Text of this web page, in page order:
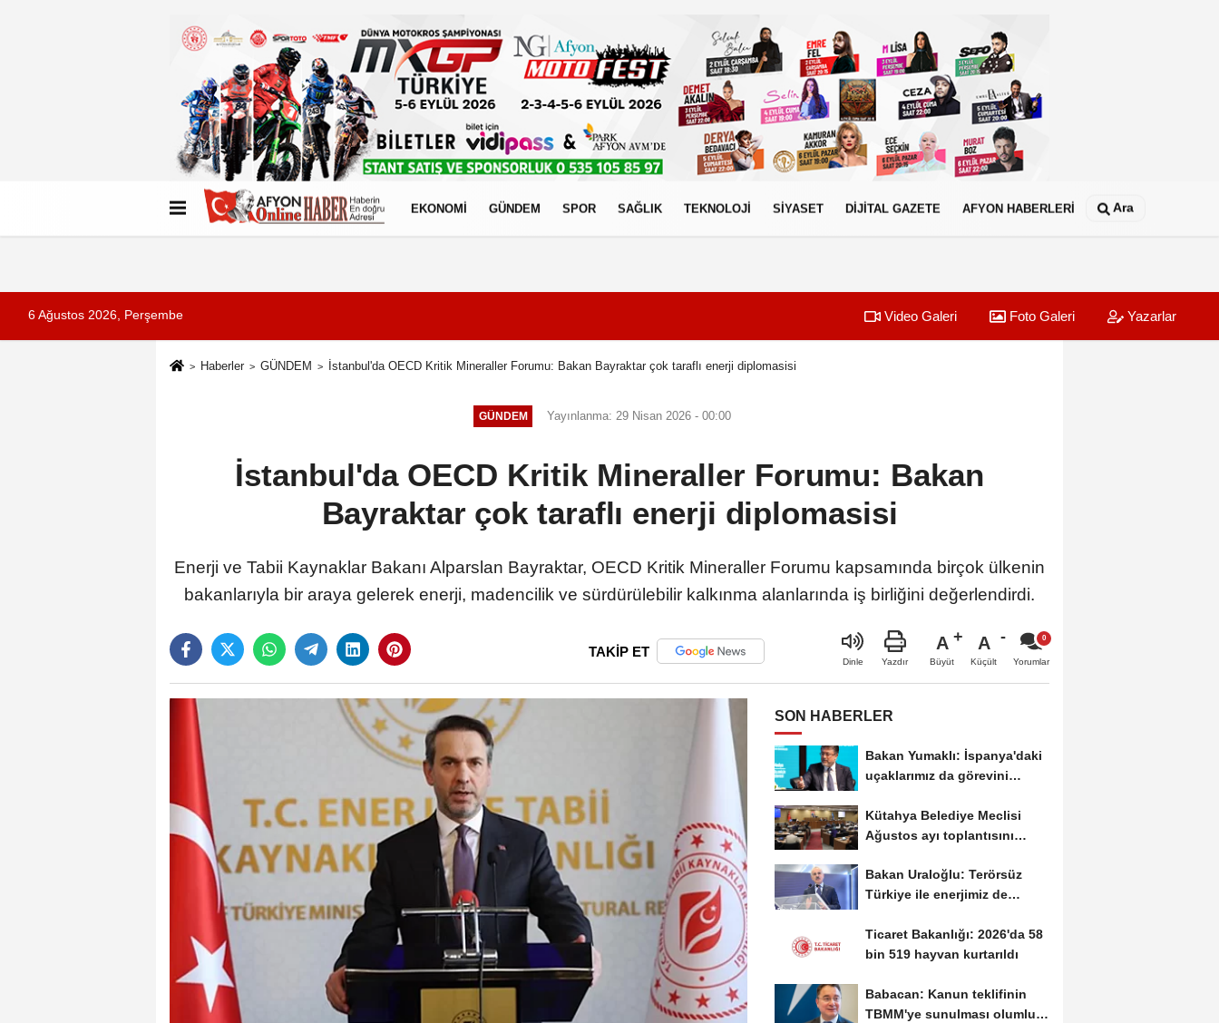
Künye İletişim Çerez Politikası
EKONOMİ GÜNDEM SPOR SAĞLIK TEKNOLOJİ SİYASET DİJİTAL GAZETE AFYON HABERLERİ Ara
6 Ağustos 2026, Perşembe Video Galeri Foto Galeri Yazarlar
Haberler GÜNDEM İstanbul'da OECD Kritik Mineraller Forumu: Bakan Bayraktar çok taraflı enerji diplomasisi
GÜNDEM Yayınlanma: 29 Nisan 2026 - 00:00
İstanbul'da OECD Kritik Mineraller Forumu: Bakan
Bayraktar çok taraflı enerji diplomasisi
Enerji ve Tabii Kaynaklar Bakanı Alparslan Bayraktar, OECD Kritik Mineraller Forumu kapsamında birçok ülkenin
bakanlarıyla bir araya gelerek enerji, madencilik ve sürdürülebilir kalkınma alanlarında iş birliğini değerlendirdi.
TAKİP ET
Dinle Yazdır
A
Büyüt
A
Küçült Yorumlar
SON HABERLER
Bakan Yumaklı: İspanya'daki
uçaklarımız da görevini
Kütahya Belediye Meclisi
Ağustos ayı toplantısını
Bakan Uraloğlu: Terörsüz
Türkiye ile enerjimiz de
Ticaret Bakanlığı: 2026'da 58
bin 519 hayvan kurtarıldı
Babacan: Kanun teklifinin
TBMM'ye sunulması olumlu